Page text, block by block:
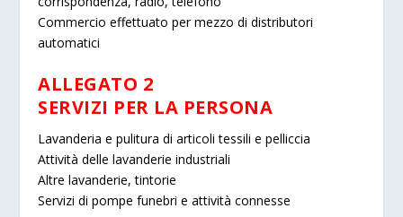
Commercio effettuato per mezzo di distributori
automatici
ALLEGATO 2
SERVIZI PER LA PERSONA
Lavanderia e pulitura di articoli tessili e pelliccia
Attività delle lavanderie industriali
Altre lavanderie, tintorie
Servizi di pompe funebri e attività connesse